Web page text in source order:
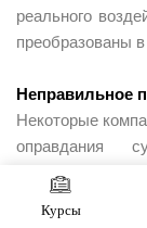
реального
преобразованы
Неправильное
Некоторые
оправдания
выявить
роста, а также
Курсы